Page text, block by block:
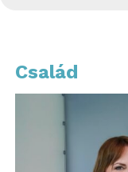
Család